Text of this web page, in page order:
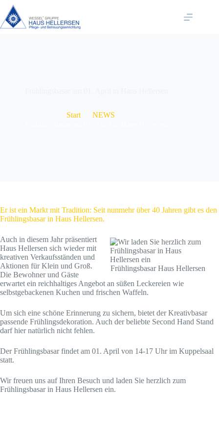
Zum
Inhalt
springen
Start
NEWS
Er ist ein Markt mit Tradition: Seit nunmehr über 40 Jahren gibt es den
Frühlingsbasar in Haus Hellersen.
Frühlingsbasar Haus Hellersen
Auch in diesem Jahr präsentiert
Haus Hellersen sich wieder mit
kreativen Verkaufsständen und
Aktionen für Klein und Groß.
Die Bewohner und Gäste
erwartet ein reichhaltiges Angebot an süßen Leckereien wie
selbstgebackenen Kuchen und frischen Waffeln.
Um sich eine schöne Erinnerung zu sichern, bietet der Kreativbasar
passende Frühlingsdekoration. Auch der beliebte Second Hand Stand
darf hier natürlich nicht fehlen.
Der Frühlingsbasar findet am 01. April von 14-17 Uhr im Kuppelsaal
statt.
Wir freuen uns auf Ihren Besuch und laden Sie herzlich zum
Frühlingsbasar in Haus Hellersen ein.